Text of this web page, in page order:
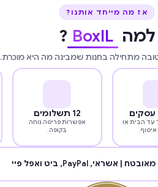
אז מה מייחד אותנו?
למה BoxIL
?
מתחילה בחנות שמבינה מה היא מוכרת.
עד הבית או
12 תשלומים
אפשרות פריסה נוחה
בקופה.
| אשראי, PayPal, ביט ואפל פיי